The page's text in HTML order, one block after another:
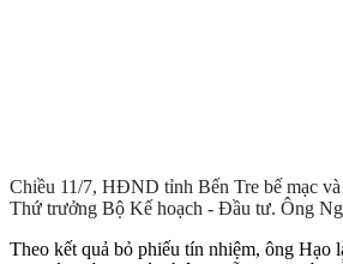
Chiều 11/7, HĐND tỉnh Bến Tre bế mạc
Thứ trưởng Bộ Kế hoạch - Đầu tư. Ông
Theo kết quả bỏ phiếu tín nhiệm, ông Hạo